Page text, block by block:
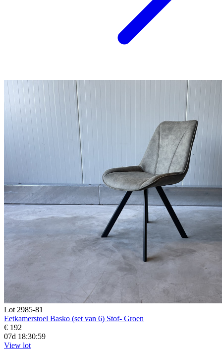
Lot 2985-81
Eetkamerstoel Basko (set van 6) Stof- Groen
€ 192
07d 18:30:57
View lot